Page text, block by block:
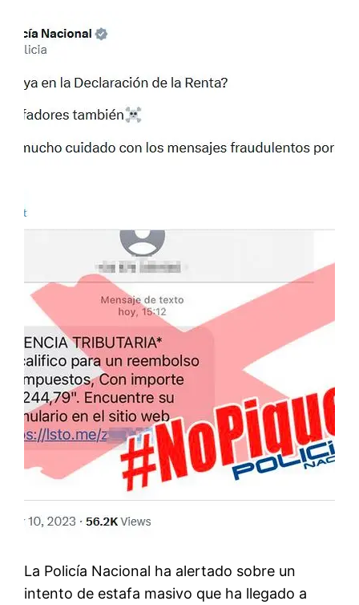
La Policía Nacional ha alertado sobre un
intento de estafa masivo que ha llegado a